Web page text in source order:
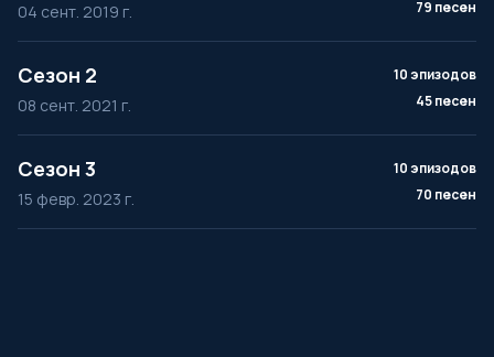
04 сент. 2019 г.
79 песен
Сезон 2
08 сент. 2021 г.
10 эпизодов
45 песен
Сезон 3
15 февр. 2023 г.
10 эпизодов
70 песен